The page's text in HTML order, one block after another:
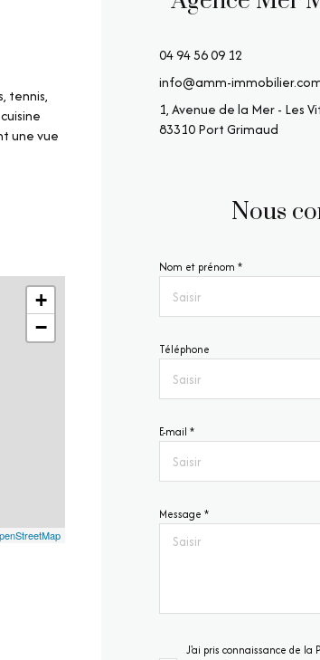
tennis,
une vue
+
−
04 94 56 09 12
info@amm-
1, Avenue de la Mer - Les
83310 Port Grimaud
Nous
Nom et prénom *
Téléphone
E-mail *
Message *
J'ai pris connaissance de